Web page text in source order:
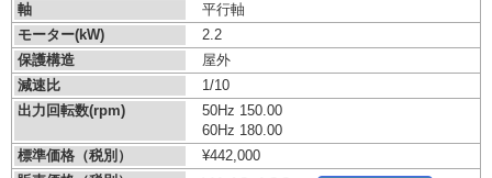
軸
平行軸
モーター(kW)
2.2
保護構造
屋外
減速比
1/10
出力回転数(rpm)
50Hz 150.00
60Hz 180.00
標準価格（税別）
¥442,000